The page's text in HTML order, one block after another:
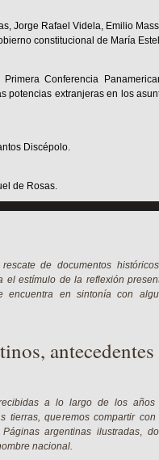
Jorge Rafael Videla, Emilio
constitucional de María
Conferencia
potencias extranjeras en los
Discépolo.
de Rosas.
de documentos
el estímulo de la reflexión
encuentra en sintonía con
a lo largo de los
tierras, queremos compartir
Páginas argentinas ilustradas,
nacional.